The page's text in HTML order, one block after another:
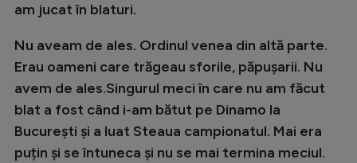
am jucat în blaturi.
Nu aveam de ales. Ordinul venea din altă parte.
Erau oameni care trăgeau sforile, păpușarii. Nu
avem de ales.Singurul meci în care nu am făcut
blat a fost când i-am bătut pe Dinamo la
București și a luat Steaua campionatul. Mai era
puțin și se întuneca și nu se mai termina meciul.